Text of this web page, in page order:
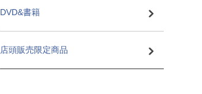
DVD&書籍
店頭販売限定商品